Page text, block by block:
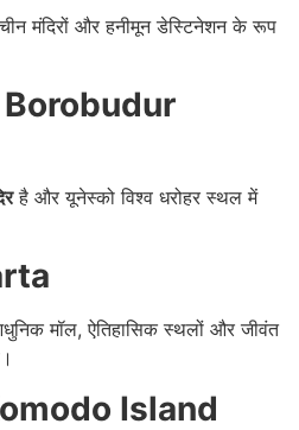
मंदिरों और हनीमून डेस्टिनेशन के रूप
Borobudur
है और यूनेस्को विश्व धरोहर स्थल में
मॉल, ऐतिहासिक स्थलों और जीवंत
Komodo Island